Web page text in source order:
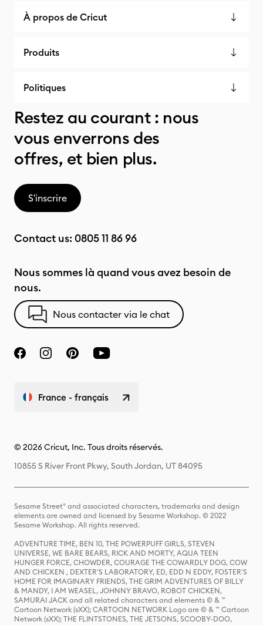
À propos de Cricut
Produits
Politiques
Restez au courant : nous
vous enverrons des
offres, et bien plus.
S'inscrire
Contact us: 0805 11 86 96
Nous sommes là quand vous avez besoin de
nous.
Nous contacter via le chat
France - français
© 2026 Cricut, Inc. Tous droits réservés.
10855 S River Front Pkwy, South Jordan, UT 84095
Sesame Street® and associated characters, trademarks and design
elements are owned and licensed by Sesame Workshop. © 2022
Sesame Workshop. All rights reserved.
ADVENTURE TIME, BEN 10, THE POWERPUFF GIRLS, STEVEN
UNIVERSE, WE BARE BEARS, RICK AND MORTY, AQUA TEEN
HUNGER FORCE, CHOWDER, COURAGE THE COWARDLY DOG, COW
AND CHICKEN , DEXTER'S LABORATORY, ED, EDD N EDDY, FOSTER'S
HOME FOR IMAGINARY FRIENDS, THE GRIM ADVENTURES OF BILLY
& MANDY, I AM WEASEL, JOHNNY BRAVO, ROBOT CHICKEN,
SAMURAI JACK and all related characters and elements © & ™
Cartoon Network (sXX); CARTOON NETWORK Logo are © & ™ Cartoon
Network (sXX); THE FLINTSTONES, THE JETSONS, SCOOBY-DOO,